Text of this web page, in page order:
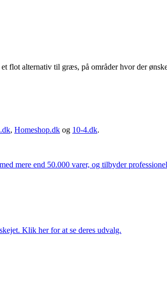
alternativ til græs, på områder hvor der
, Homeshop.dk og 10-4.dk.
mere end 50.000 varer, og tilbyder
Klik her for at se deres udvalg.